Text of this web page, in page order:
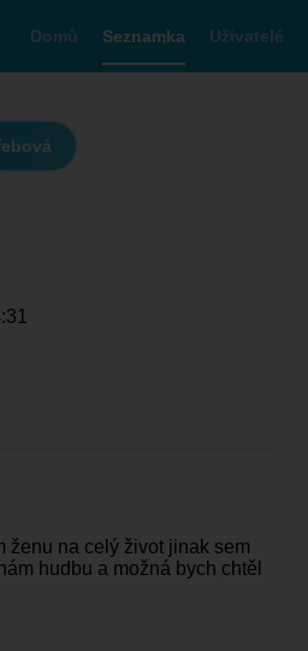
Domů Seznamka Uživatelé
ženu na celý život jinak sem
hudbu a možná bych chtěl